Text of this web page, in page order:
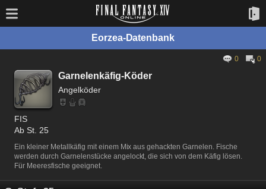
Eorzea-Datenbank
0 0
Garnelenkäfig-Köder
Angelköder
FIS
Ab St. 25
Ein kleiner Metallkäfig mit einem Mix aus gehackten Garnelen. Fische
werden durch Garnelenstücke angelockt, die sich von dem Käfig lösen.
Für Meeresfische geeignet.